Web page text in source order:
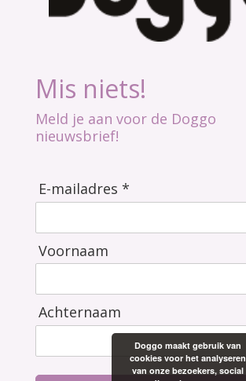
Mis niets!
Meld je aan voor de Doggo
nieuwsbrief!
E-mailadres *
Voornaam
Achternaam
Doggo maakt gebruik van
cookies voor het analyseren
van onze bezoekers, social